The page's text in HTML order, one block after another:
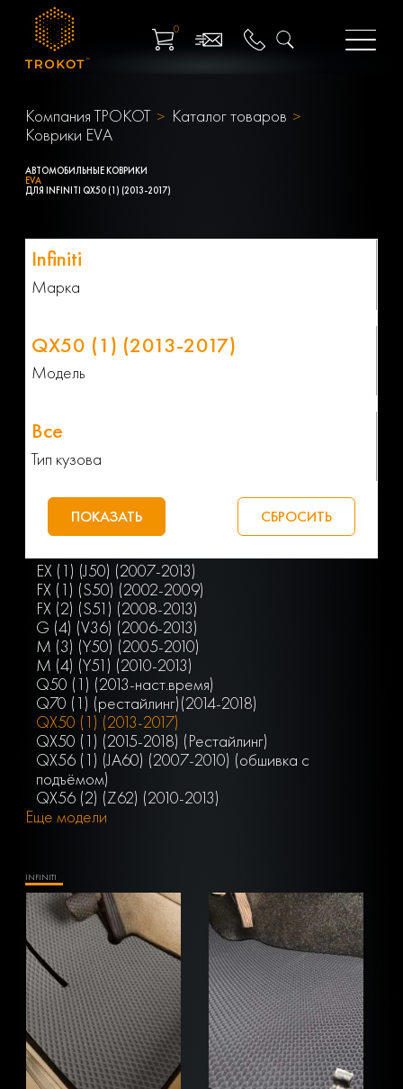
0
Компания ТРОКОТ
Каталог товаров
Коврики EVA
АВТОМОБИЛЬНЫЕ КОВРИКИ
EVA
ДЛЯ INFINITI QX50 (1) (2013-2017)
Марка
Модель
Тип кузова
EX (1) (J50) (2007-2013)
FX (1) (S50) (2002-2009)
FX (2) (S51) (2008-2013)
G (4) (V36) (2006-2013)
M (3) (Y50) (2005-2010)
M (4) (Y51) (2010-2013)
Q50 (1) (2013-наст.время)
Q70 (1) (рестайлинг)(2014-2018)
QX50 (1) (2013-2017)
QX50 (1) (2015-2018) (Рестайлинг)
QX56 (1) (JA60) (2007-2010) (обшивка с
подъёмом)
QX56 (2) (Z62) (2010-2013)
Еще модели
INFINITI